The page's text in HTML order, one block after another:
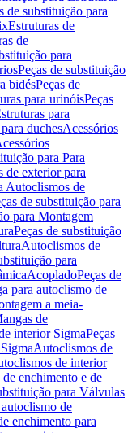
de substituição para
Estruturas de
de
para
Peças de substituição
bidésPeças de
para urinóisPeças
para
duchesAcessórios
para Para
de exterior para
Autoclismos de
de substituição para
para Montagem
Peças de substituição
Autoclismos de
para
AcopladoPeças de
para autoclismo de
a meia-
de
interior SigmaPeças
Autoclismos de
de interior
enchimento e de
para Válvulas
de
enchimento para